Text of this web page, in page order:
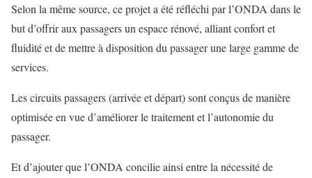
Selon la même source, ce projet a été réfléchi par l’ONDA dans le
but d’offrir aux passagers un espace rénové, alliant confort et
fluidité et de mettre à disposition du passager une large gamme de
services.
Les circuits passagers (arrivée et départ) sont conçus de manière
optimisée en vue d’améliorer le traitement et l’autonomie du
passager.
Et d’ajouter que l’ONDA concilie ainsi entre la nécessité de